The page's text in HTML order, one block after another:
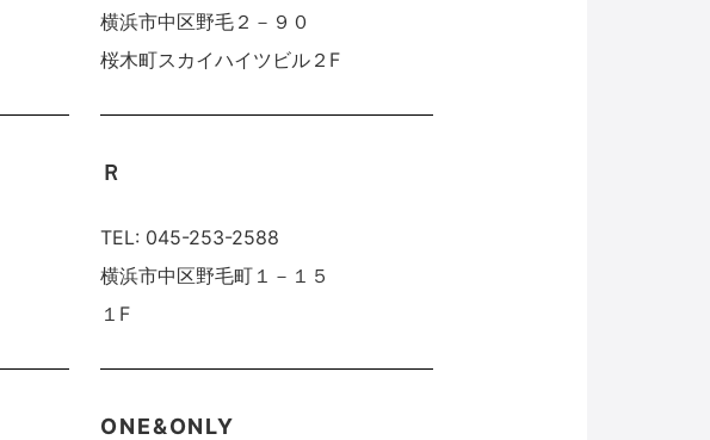
横浜市中区野毛２－９０
桜木町スカイハイツビル２F
Ｒ
TEL: 045-253-2588
横浜市中区野毛町１－１５
１F
ONE&ONLY